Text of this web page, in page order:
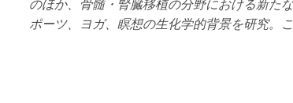
のほか、骨髄・腎臓移植の分野における新た
ポーツ、ヨガ、瞑想の生化学的背景を研究。